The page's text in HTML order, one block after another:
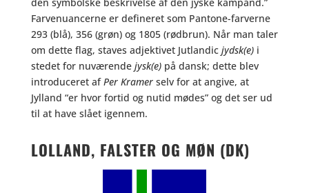
Farvenuancerne er defineret som Pantone-farverne
293 (blå), 356 (grøn) og 1805 (rødbrun). Når man taler
om dette flag, staves adjektivet Jutlandic jydsk(e)i
stedet for nuværende jysk(e)på dansk; dette blev
introduceret afPer Kramerselv for at angive, at
Jylland “er hvor fortid og nutid mødes” og det ser ud
til at have slået igennem.
LOLLAND, FALSTER OG MØN (DK)